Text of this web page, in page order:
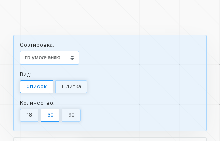
Cортировка:
Вид:
Список
Плитка
Количество:
18
30 90